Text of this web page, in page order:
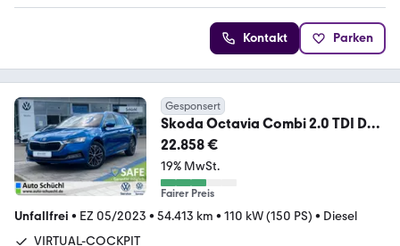
Kontakt Parken
Gesponsert
Skoda Octavia Combi 2.0 TDI DSG
Style HEAD-UP+SMART-LI
22.858 €
19% MwSt.
Fairer Preis
Unfallfrei • EZ 05/2023 • 54.413 km • 110 kW (150 PS) • Diesel
VIRTUAL-COCKPIT